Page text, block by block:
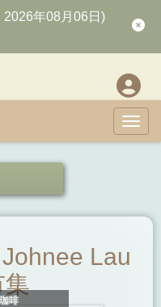
2026年08月06日)
Lau
集
啡